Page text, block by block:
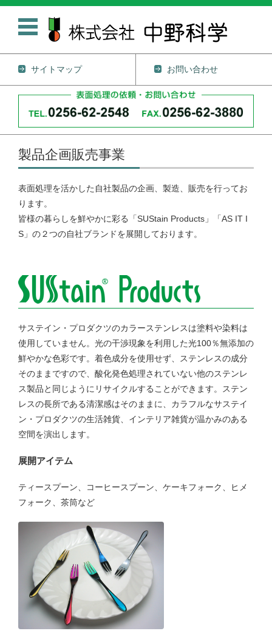
サイトマップ お問い合わせ
コンテンツに移動
製品企画販売事業
表面処理を活かした自社製品の企画、製造、販売を行ってお
ります。
皆様の暮らしを鮮やかに彩る「SUStain Products」「AS IT I
S」の２つの自社ブランドを展開しております。
サステイン・プロダクツのカラーステンレスは塗料や染料は
使用していません。光の干渉現象を利用した光100％無添加の
鮮やかな色彩です。着色成分を使用せず、ステンレスの成分
そのままですので、酸化発色処理されていない他のステンレ
ス製品と同じようにリサイクルすることができます。ステン
レスの長所である清潔感はそのままに、カラフルなサステイ
ン・プロダクツの生活雑貨、インテリア雑貨が温かみのある
空間を演出します。
展開アイテム
ティースプーン、コーヒースプーン、ケーキフォーク、ヒメ
フォーク、茶筒など